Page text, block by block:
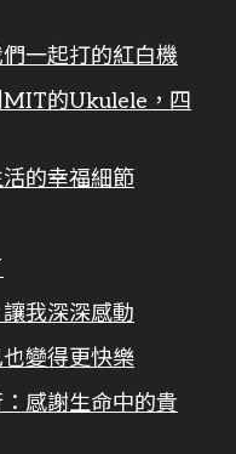
一起打的紅白機
MIT的Ukulele，四
的幸福細節
讓我深深感動
變得更快樂
感謝生命中的貴